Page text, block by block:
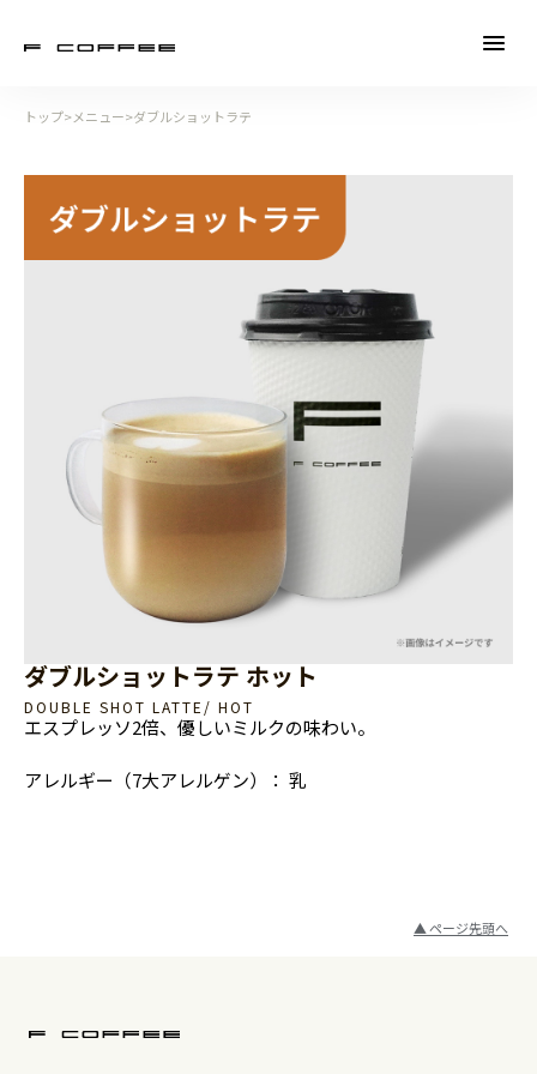
トップ> メニュー>ダブルショットラテ
ダブルショットラテ ホット
DOUBLE SHOT LATTE/ HOT
エスプレッソ2倍、優しいミルクの味わい。
アレルギー（7大アレルゲン）： 乳
▲ ページ先頭へ